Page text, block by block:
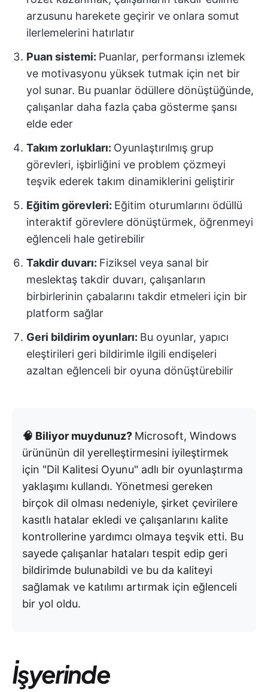
arzusunu harekete geçirir ve onlara somut
ilerlemelerini hatırlatır
Puan sistemi: Puanlar, performansı izlemek
ve motivasyonu yüksek tutmak için net bir
yol sunar. Bu puanlar ödüllere dönüştüğünde,
çalışanlar daha fazla çaba gösterme şansı
elde eder
Takım zorlukları: Oyunlaştırılmış grup
görevleri, işbirliğini ve problem çözmeyi
teşvik ederek takım dinamiklerini geliştirir
Eğitim görevleri: Eğitim oturumlarını ödüllü
interaktif görevlere dönüştürmek, öğrenmeyi
eğlenceli hale getirebilir
Takdir duvarı: Fiziksel veya sanal bir
meslektaş takdir duvarı, çalışanların
birbirlerinin çabalarını takdir etmeleri için bir
platform sağlar
Geri bildirim oyunları: Bu oyunlar, yapıcı
eleştirileri geri bildirimle ilgili endişeleri
azaltan eğlenceli bir oyuna dönüştürebilir
🧠 Biliyor muydunuz? Microsoft, Windows
ürününün dil yerelleştirmesini iyileştirmek
için "Dil Kalitesi Oyunu" adlı bir oyunlaştırma
yaklaşımı kullandı. Yönetmesi gereken
birçok dil olması nedeniyle, şirket çevirilere
kasıtlı hatalar ekledi ve çalışanlarını kalite
kontrollerine yardımcı olmaya teşvik etti. Bu
sayede çalışanlar hataları tespit edip geri
bildirimde bulunabildi ve bu da kaliteyi
sağlamak ve katılımı artırmak için eğlenceli
bir yol oldu.
İşyerinde